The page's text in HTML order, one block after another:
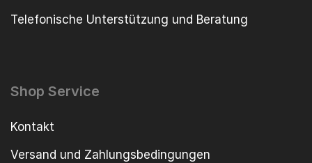
Telefonische Unterstützung und Beratung
Shop Service
Kontakt
Versand und Zahlungsbedingungen